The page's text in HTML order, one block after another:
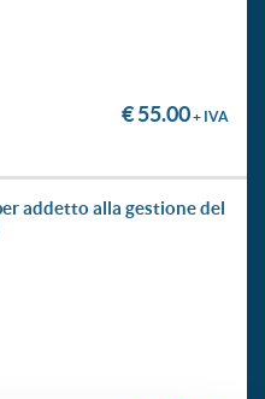
€ 55.00+ IVA